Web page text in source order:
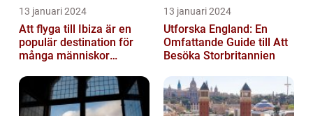
13 januari 2024
Att flyga till Ibiza är en
populär destination för
många människor
13 januari 2024
Utforska England: En
Omfattande Guide till Att
Besöka Storbritannien